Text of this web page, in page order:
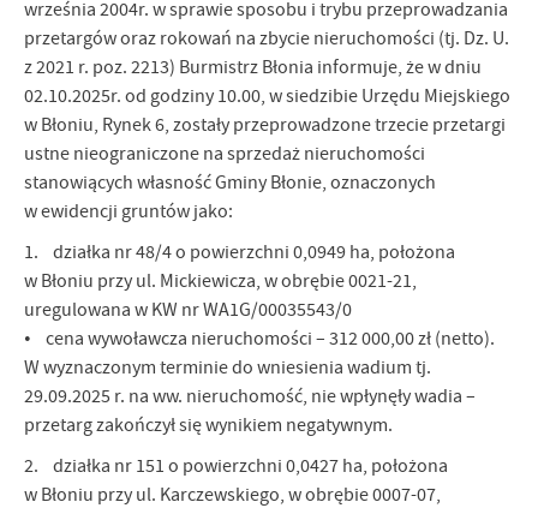
września 2004r. w sprawie sposobu i trybu przeprowadzania
przetargów oraz rokowań na zbycie nieruchomości (tj. Dz. U.
z 2021 r. poz. 2213) Burmistrz Błonia informuje, że w dniu
02.10.2025r. od godziny 10.00, w siedzibie Urzędu Miejskiego
w Błoniu, Rynek 6, zostały przeprowadzone trzecie przetargi
ustne nieograniczone na sprzedaż nieruchomości
stanowiących własność Gminy Błonie, oznaczonych
w ewidencji gruntów jako:
1. działka nr 48/4 o powierzchni 0,0949 ha, położona
w Błoniu przy ul. Mickiewicza, w obrębie 0021-21,
uregulowana w KW nr WA1G/00035543/0
• cena wywoławcza nieruchomości – 312 000,00 zł (netto).
W wyznaczonym terminie do wniesienia wadium tj.
29.09.2025 r. na ww. nieruchomość, nie wpłynęły wadia –
przetarg zakończył się wynikiem negatywnym.
2. działka nr 151 o powierzchni 0,0427 ha, położona
w Błoniu przy ul. Karczewskiego, w obrębie 0007-07,
Firmy te działają w charakterze pośredników prezentujących nasze
treści w postaci wiadomości, ofert, komunikatów mediów
społecznościowych.